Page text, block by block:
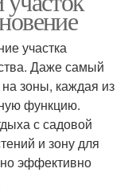
участка
Даже самый
зоны, каждая из
функцию.
с садовой
и зону для
эффективно